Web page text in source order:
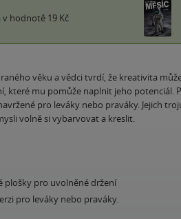
v hodnotě 19 Kč
věku a vědci tvrdí, že kreativita
které mu pomůže naplnit jeho potenciál.
pro leváky nebo praváky. Jejich
volně si vybarvovat a kreslit.
plošky pro uvolněné držení
pro leváky nebo praváky.